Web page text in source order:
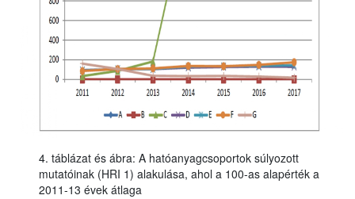
4. táblázat és ábra: A hatóanyagcsoportok súlyozott
mutatóinak (HRI 1) alakulása, ahol a 100-as alapérték a
2011-13 évek átlaga